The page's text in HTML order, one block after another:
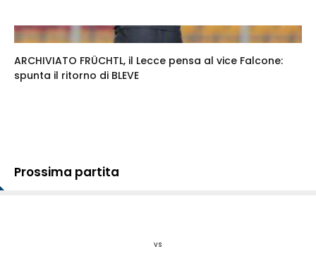
ARCHIVIATO FRÜCHTL, il Lecce pensa al vice Falcone:
spunta il ritorno di BLEVE
Prossima partita
vs